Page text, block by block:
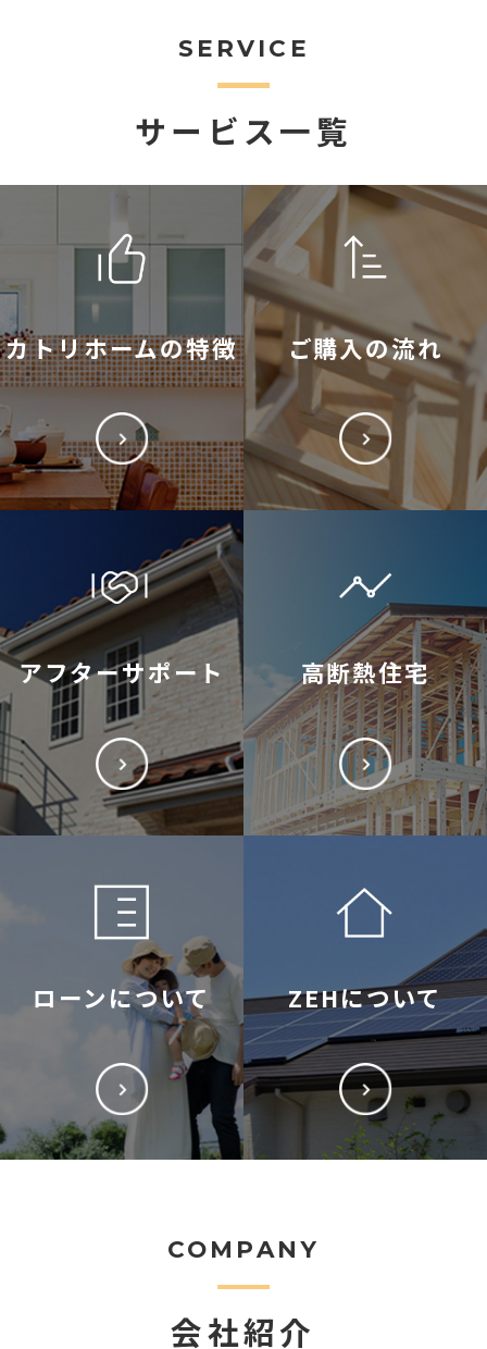
SERVICE
サービス一覧
カトリホームの特徴 ご購入の流れ
アフターサポート 高断熱住宅
ローンについて ZEHについて
COMPANY
会社紹介